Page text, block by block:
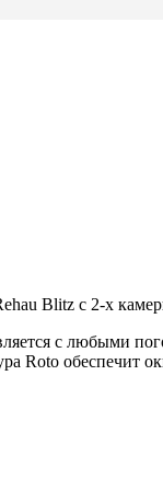
Blitz с 2-х
с любыми
Roto обеспечит